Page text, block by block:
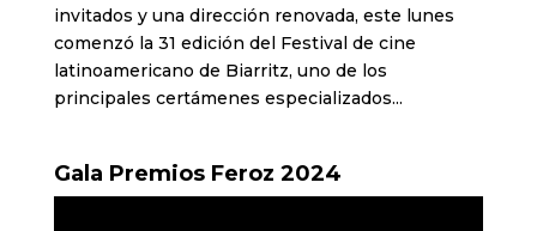
invitados y una dirección renovada, este lunes
comenzó la 31 edición del Festival de cine
latinoamericano de Biarritz, uno de los
principales certámenes especializados...
Gala Premios Feroz 2024